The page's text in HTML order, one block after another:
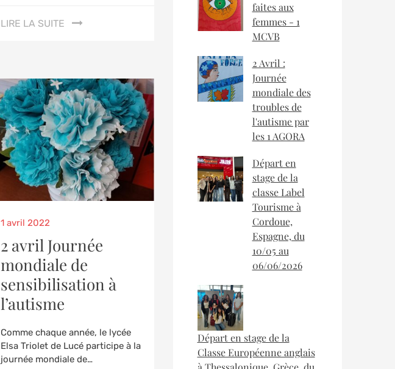
LIRE LA SUITE
Posted
1 avril 2022
2 avril Journée
mondiale de
sensibilisation à
l’autisme
Comme chaque année, le lycée
Elsa Triolet de Lucé participe à la
journée mondiale de…
faites aux
femmes - 1
MCVB
2 Avril :
Journée
mondiale des
troubles de
l'autisme par
les 1 AGORA
Départ en
stage de la
classe Label
Tourisme à
Cordoue,
Espagne, du
10/05 au
06/06/2026
Départ en stage de la
Classe Européenne anglais